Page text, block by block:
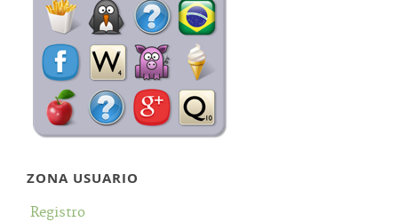
ZONA USUARIO
Registro